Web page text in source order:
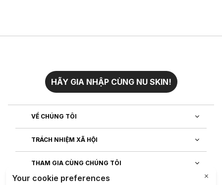
HÃY GIA NHẬP CÙNG NU SKIN!
VỀ CHÚNG TÔI
TRÁCH NHIỆM XÃ HỘI
THAM GIA CÙNG CHÚNG TÔI